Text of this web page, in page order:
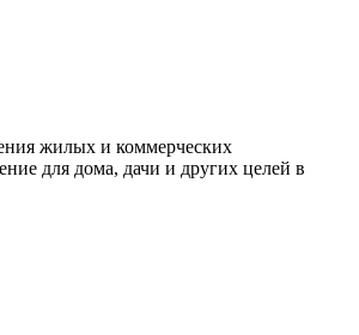
жилых и коммерческих
для дома, дачи и других целей в